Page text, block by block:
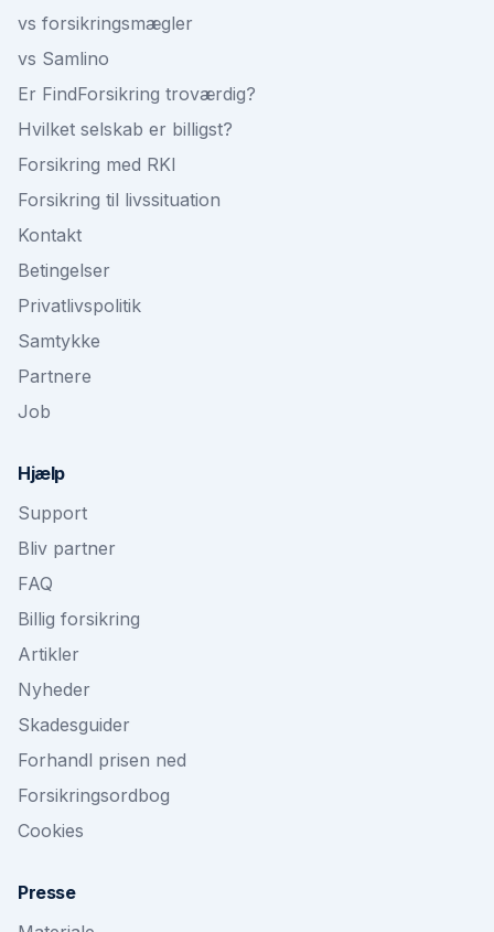
vs forsikringsmægler
vs Samlino
Er FindForsikring troværdig?
Hvilket selskab er billigst?
Forsikring med RKI
Forsikring til livssituation
Kontakt
Betingelser
Privatlivspolitik
Samtykke
Partnere
Job
Hjælp
Support
Bliv partner
FAQ
Billig forsikring
Artikler
Nyheder
Skadesguider
Forhandl prisen ned
Forsikringsordbog
Cookies
Presse